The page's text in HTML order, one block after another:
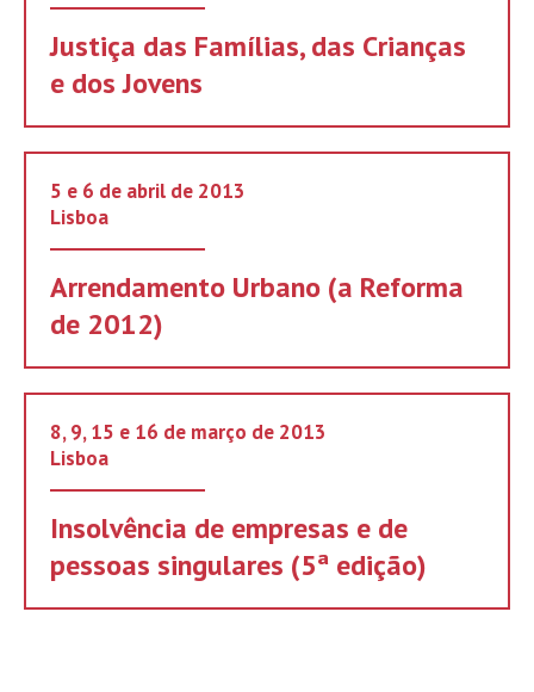
Justiça das Famílias, das Crianças
e dos Jovens
5 e 6 de abril de 2013
Lisboa
Arrendamento Urbano (a Reforma
de 2012)
8, 9, 15 e 16 de março de 2013
Lisboa
Insolvência de empresas e de
pessoas singulares (5ª edição)